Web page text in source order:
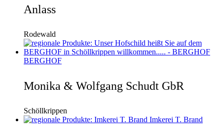
Anlass
Rodewald
BERGHOF
Monika & Wolfgang Schudt GbR
Schöllkrippen
Imkerei T. Brand